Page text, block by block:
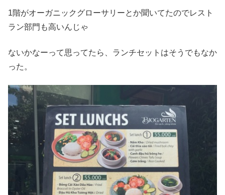
1階がオーガニックグローサリーとか聞いてたのでレスト
ラン部門も高いんじゃ
ないかなーって思ってたら、ランチセットはそうでもなか
った。